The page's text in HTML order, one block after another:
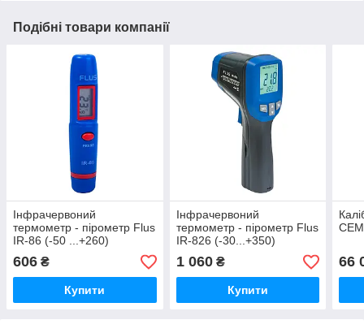
Подібні товари компанії
Інфрачервоний
термометр - пірометр Flus
IR-86 (-50 ...+260)
606 ₴
Купити
Інфрачервоний
термометр - пірометр Flus
IR-826 (-30...+350)
1 060₴
Купити
66